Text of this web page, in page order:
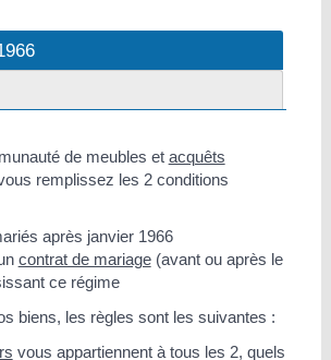
de meubles et acquêts
remplissez les 2 conditions
après janvier 1966
contrat de mariage(avant ou après le
ce régime
biens, les règles sont les suivantes :
vous appartiennent à tous les 2, quels